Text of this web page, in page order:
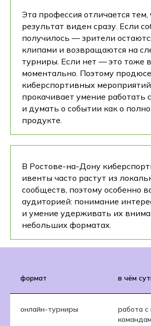
Эта профессия отличается тем,
результат виден сразу. Если
получилось — зрители
клипами и возвращаются на
турниры. Если нет — это тоже
моментально. Поэтому
киберспортивных
прокачивает умение работать
и думать о событии как о
продукте.
В Ростове-на-Дону
ивенты часто растут из
сообществ, поэтому особенно
аудиторией: понимание
и умение удерживать их
небольших форматах.
формат в чём
онлайн-турниры
работа